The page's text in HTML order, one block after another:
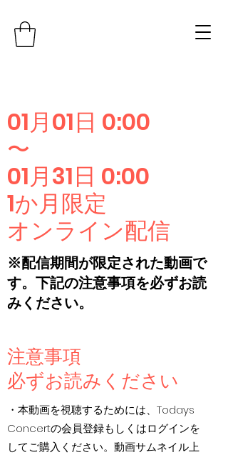
01月01日 0:00
〜
01月31日 0:00
1か月限定
オンライン配信
※配信期間が限定された動画で
す。下記の注意事項を必ずお読
みください。
注意事項
​必ずお読みください
・本動画を視聴するためには、Todays
Concertの会員登録もしくはログインを
してご購入ください。動画サムネイル上